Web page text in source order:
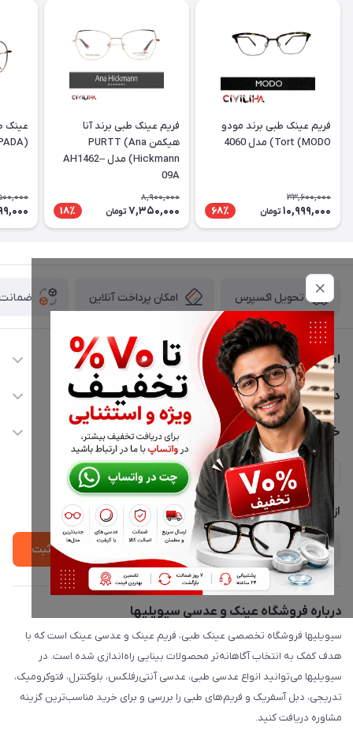
فریم عینک طبی برند مودو
Tort (MODO) مدل 4060
33,600,000
10,999,000 تومان 68٪
فریم عینک طبی برند آنا
هیکمن PURTT (Ana
Hickmann) مدل AH1462–
09A
8,900,000
7,350,000 تومان 18٪
عینک
(DESPADA) مدل DSC 5077
تحویل اکسپرس امکان پرداخت آنلاین ضمانت
اطلاعات تماس
02177116909
info@civiliha.com
ارسال فوری در تهران + ارسال به سراسر کشور
دسترسی سریع
حساب کاربری
مجله فروشگاه
لیست محصولات
درباره ما
خدمات مشتریان
حریم خصوصی
پشتیبانی واتساپ 09397003162
از جدید‌ترین تخفیف‌ها با‌ خبر شوید
ثبت
درباره فروشگاه عینک و عدسی سیویلیها
سیویلیها فروشگاه تخصصی عینک طبی، فریم عینک و عدسی عینک است که با
هدف کمک به انتخاب آگاهانه‌تر محصولات بینایی راه‌اندازی شده است. در
سیویلیها می‌توانید انواع عدسی طبی، عدسی آنتی‌رفلکس، بلوکنترل، فتوکرومیک،
تدریجی، دبل آسفریک و فریم‌های طبی را بررسی و برای خرید مناسب‌ترین گزینه
مشاوره دریافت کنید.